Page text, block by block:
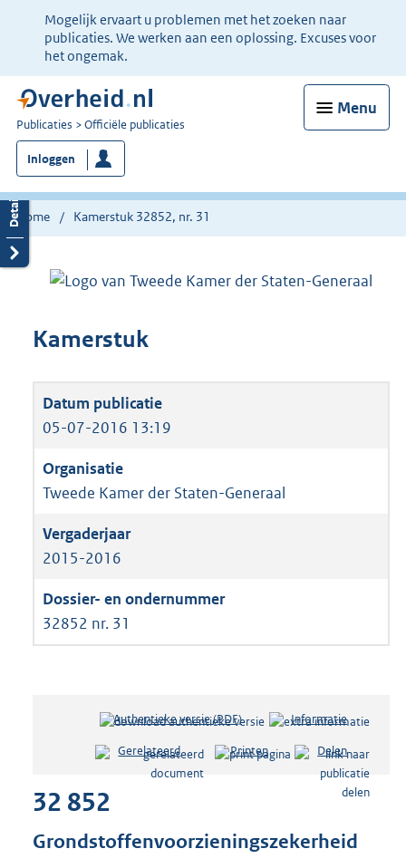
Ter
informatie:
Mogelijk ervaart u problemen met het zoeken naar
publicaties. We werken aan een oplossing. Excuses voor
het ongemak.
Menu
U
bent
nu
hier:
Publicaties Officiële publicaties
Inloggen
Home Kamerstuk 32852, nr. 31
Kamerstuk
05-07-2016 13:19
Tweede Kamer der Staten-Generaal
2015-2016
32852 nr. 31
Authentieke versie (PDF)b
s
s
Informatie
Gerelateerd Printen Delen
32 852
Grondstoffenvoorzieningszekerheid